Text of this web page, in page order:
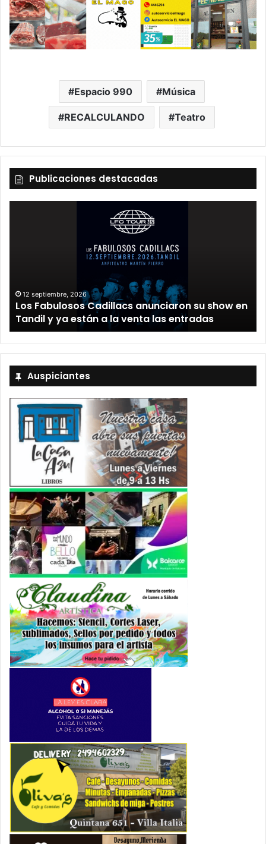
Espacio 990 Música
RECALCULANDO Teatro
Publicaciones destacadas
12 septiembre, 2026
Los Fabulosos Cadillacs anunciaron su show en
Tandil y ya están a la venta las entradas
Auspiciantes